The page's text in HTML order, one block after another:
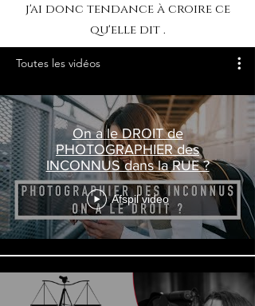
j'ai donc tendance à croire ce
qu'elle dit .
Toutes les vidéos
On a le DROIT de
PHOTOGRAPHIER des
INCONNUS dans la RUE ?
Afspil video